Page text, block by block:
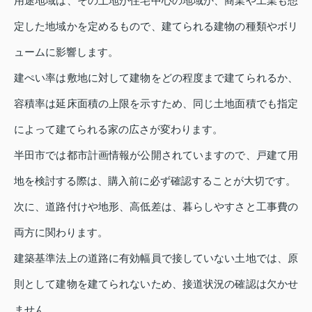
定した地域かを定めるもので、建てられる建物の種類やボリ
ュームに影響します。
建ぺい率は敷地に対して建物をどの程度まで建てられるか、
容積率は延床面積の上限を示すため、同じ土地面積でも指定
によって建てられる家の広さが変わります。
半田市では都市計画情報が公開されていますので、戸建て用
地を検討する際は、購入前に必ず確認することが大切です。
次に、道路付けや地形、高低差は、暮らしやすさと工事費の
両方に関わります。
建築基準法上の道路に有効幅員で接していない土地では、原
則として建物を建てられないため、接道状況の確認は欠かせ